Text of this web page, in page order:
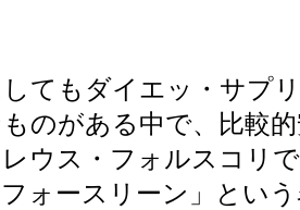
てもダイエッ・サプ
のがある中で、比較
ウス・フォルスコリ
ォースリーン」とい